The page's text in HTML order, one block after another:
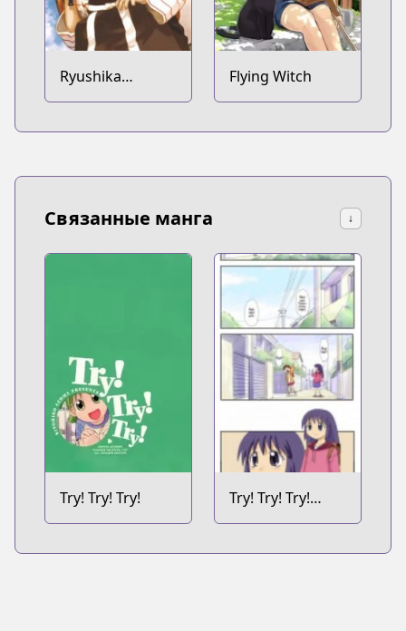
Ryushika
Ryushika
Flying Witch
Связанные манга ↓
Try! Try! Try!
Try! Try! Try!
Webcomics